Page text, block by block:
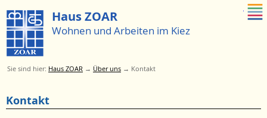
Haus ZOAR
Wohnen und Arbeiten im Kiez
Menü
Kontakt
Sie sind hier: Haus ZOAR → Über uns → Kontakt